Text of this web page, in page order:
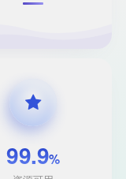
99.9%